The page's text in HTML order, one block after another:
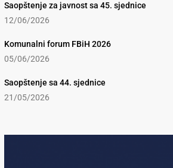
Saopštenje za javnost sa 45. sjednice
12/06/2026
Komunalni forum FBiH 2026
05/06/2026
Saopštenje sa 44. sjednice
21/05/2026